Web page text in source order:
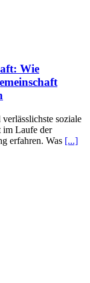
Wie
soziale
im Laufe der
erfahren. Was [...]